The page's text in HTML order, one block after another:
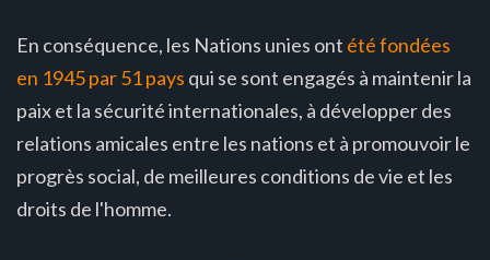
En conséquence, les Nations unies ont été fondées
en 1945 par 51 pays qui se sont engagés à maintenir la
paix et la sécurité internationales, à développer des
relations amicales entre les nations et à promouvoir le
progrès social, de meilleures conditions de vie et les
droits de l'homme.